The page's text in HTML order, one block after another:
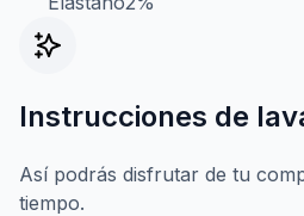
Instrucciones de
Así podrás disfrutar de tu
tiempo.